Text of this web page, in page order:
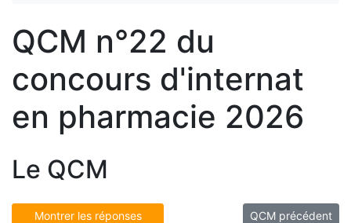
QCM n°22 du
concours d'internat
en pharmacie 2026
Le QCM
Montrer les réponses
QCM précédent